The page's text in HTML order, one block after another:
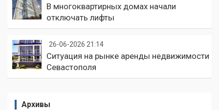
В многоквартирных домах начали
отключать лифты
26-06-2026 21:14
Ситуация на рынке аренды недвижимости
Севастополя
Архивы